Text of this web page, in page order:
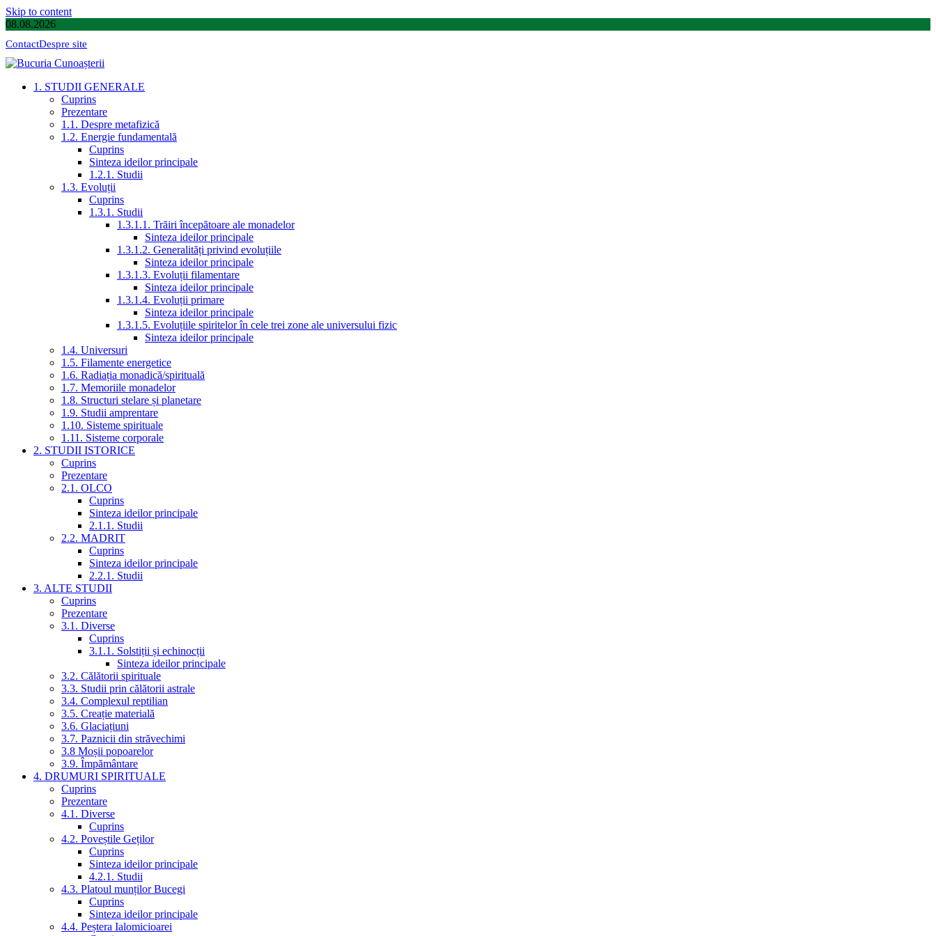
Skip to content
08.08.2026
ContactDespre site
1. STUDII GENERALE
Cuprins
Prezentare
1.1. Despre metafizică
1.2. Energie fundamentală
Cuprins
Sinteza ideilor principale
1.2.1. Studii
1.3. Evoluții
Cuprins
1.3.1. Studii
1.3.1.1. Trăiri începătoare ale monadelor
Sinteza ideilor principale
1.3.1.2. Generalități privind evoluțiile
Sinteza ideilor principale
1.3.1.3. Evoluții filamentare
Sinteza ideilor principale
1.3.1.4. Evoluții primare
Sinteza ideilor principale
1.3.1.5. Evoluțiile spiritelor în cele trei zone ale universului fizic
Sinteza ideilor principale
1.4. Universuri
1.5. Filamente energetice
1.6. Radiația monadică/spirituală
1.7. Memoriile monadelor
1.8. Structuri stelare și planetare
1.9. Studii amprentare
1.10. Sisteme spirituale
1.11. Sisteme corporale
2. STUDII ISTORICE
Cuprins
Prezentare
2.1. OLCO
Cuprins
Sinteza ideilor principale
2.1.1. Studii
2.2. MADRIT
Cuprins
Sinteza ideilor principale
2.2.1. Studii
3. ALTE STUDII
Cuprins
Prezentare
3.1. Diverse
Cuprins
3.1.1. Solstiții și echinocții
Sinteza ideilor principale
3.2. Călătorii spirituale
3.3. Studii prin călătorii astrale
3.4. Complexul reptilian
3.5. Creație materială
3.6. Glaciațiuni
3.7. Paznicii din străvechimi
3.8 Moșii popoarelor
3.9. Împământare
4. DRUMURI SPIRITUALE
Cuprins
Prezentare
4.1. Diverse
Cuprins
4.2. Poveștile Geților
Cuprins
Sinteza ideilor principale
4.2.1. Studii
4.3. Platoul munților Bucegi
Cuprins
Sinteza ideilor principale
4.4. Peștera Ialomicioarei